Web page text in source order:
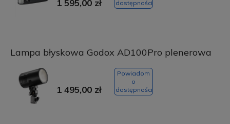
1 595,00 zł
dostępności
Lampa błyskowa Godox AD100Pro plenerowa
1 495,00 zł
Powiadom
o
dostępności